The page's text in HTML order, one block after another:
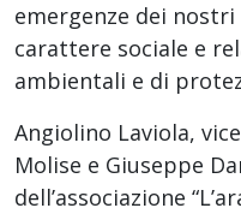
emergenze dei
carattere sociale e
ambientali e di
Angiolino Laviola,
Molise e Giuseppe
dell’associazione